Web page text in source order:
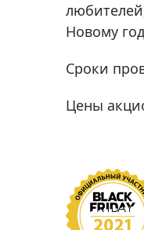
Подарки
Хиты
Акции
Новому
Сроки
Цены